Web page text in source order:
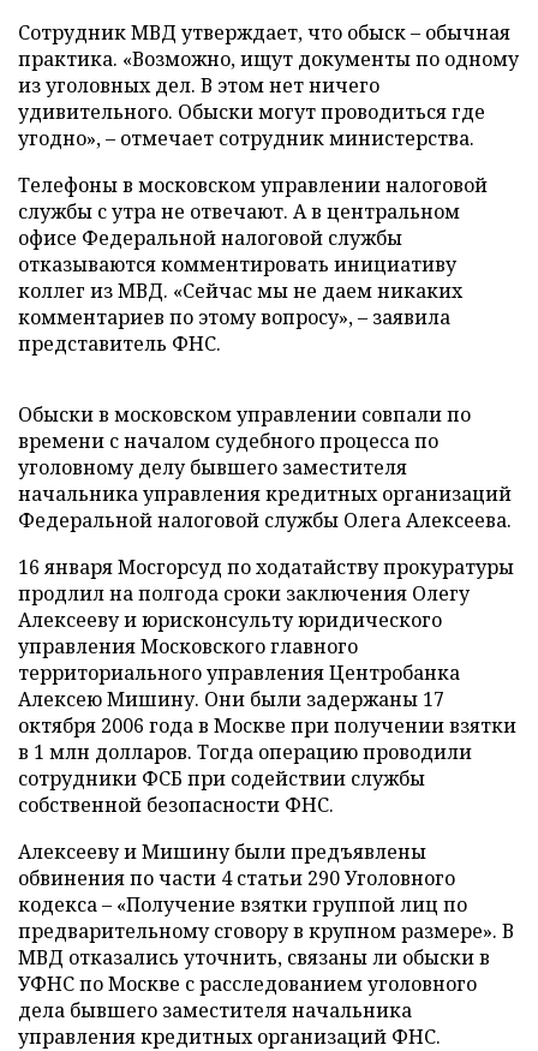
Сотрудник МВД утверждает, что обыск – обычная
практика. «Возможно, ищут документы по одному
из уголовных дел. В этом нет ничего
удивительного. Обыски могут проводиться где
угодно», – отмечает сотрудник министерства.
Телефоны в московском управлении налоговой
службы с утра не отвечают. А в центральном
офисе Федеральной налоговой службы
отказываются комментировать инициативу
коллег из МВД. «Сейчас мы не даем никаких
комментариев по этому вопросу», – заявила
представитель ФНС.
Обыски в московском управлении совпали по
времени с началом судебного процесса по
уголовному делу бывшего заместителя
начальника управления кредитных организаций
Федеральной налоговой службы Олега Алексеева.
16 января Мосгорсуд по ходатайству прокуратуры
продлил на полгода сроки заключения Олегу
Алексееву и юрисконсульту юридического
управления Московского главного
территориального управления Центробанка
Алексею Мишину. Они были задержаны 17
октября 2006 года в Москве при получении взятки
в 1 млн долларов. Тогда операцию проводили
сотрудники ФСБ при содействии службы
собственной безопасности ФНС.
Алексееву и Мишину были предъявлены
обвинения по части 4 статьи 290 Уголовного
кодекса – «Получение взятки группой лиц по
предварительному сговору в крупном размере». В
МВД отказались уточнить, связаны ли обыски в
УФНС по Москве с расследованием уголовного
дела бывшего заместителя начальника
управления кредитных организаций ФНС.